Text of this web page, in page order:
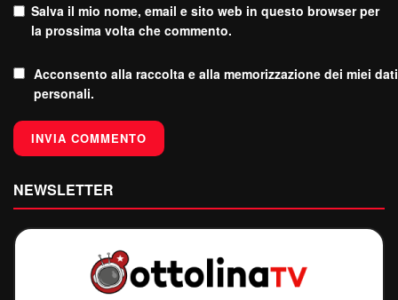
Salva il mio nome, email e sito web in questo browser per
la prossima volta che commento.
Acconsento alla raccolta e alla memorizzazione dei miei dati
personali.
NEWSLETTER